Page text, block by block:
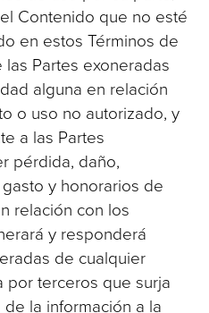
Contenido que no esté
en estos Términos de
Partes exoneradas
alguna en relación
o uso no autorizado, y
a las Partes
pérdida, daño,
y honorarios de
relación con los
y responderá
de cualquier
por terceros que surja
la información a la